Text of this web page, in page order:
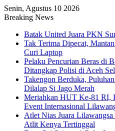
Senin, Agustus 10 2026
Breaking News
Batak United Juara PKN
Tak Terima Dipecat,
Curi Laptop
Pelaku Pencurian Beras di
Ditangkap Polisi di Aceh
Takengon Berduka,
Dilalap Si Jago Merah
Meriahkan HUT Ke-81 RI,
Event Internasional
Atlet Nias Juara
Atlit Kenya Tertinggal